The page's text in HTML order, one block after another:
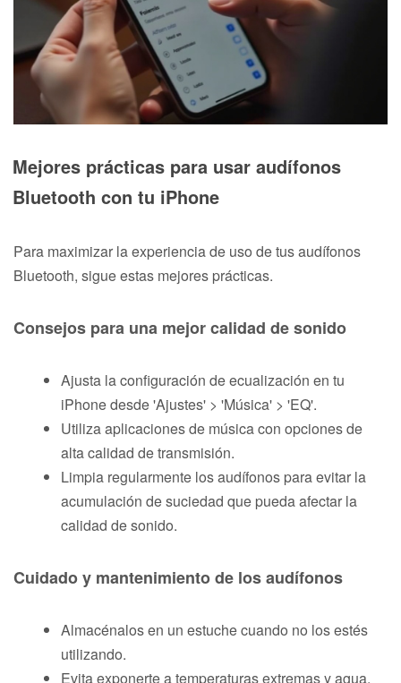
Mejores prácticas para usar audífonos
Bluetooth con tu iPhone
Para maximizar la experiencia de uso de tus audífonos
Bluetooth, sigue estas mejores prácticas.
Consejos para una mejor calidad de sonido
Ajusta la configuración de ecualización en tu
iPhone desde 'Ajustes' > 'Música' > 'EQ'.
Utiliza aplicaciones de música con opciones de
alta calidad de transmisión.
Limpia regularmente los audífonos para evitar la
acumulación de suciedad que pueda afectar la
calidad de sonido.
Cuidado y mantenimiento de los audífonos
Almacénalos en un estuche cuando no los estés
utilizando.
Evita exponerte a temperaturas extremas y agua.